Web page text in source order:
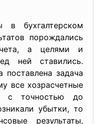
в бухгалтерском
порождались
а целями и
ней ставились.
поставлена задача
все хозрасчетные
с точностью до
убытки, то
результаты,